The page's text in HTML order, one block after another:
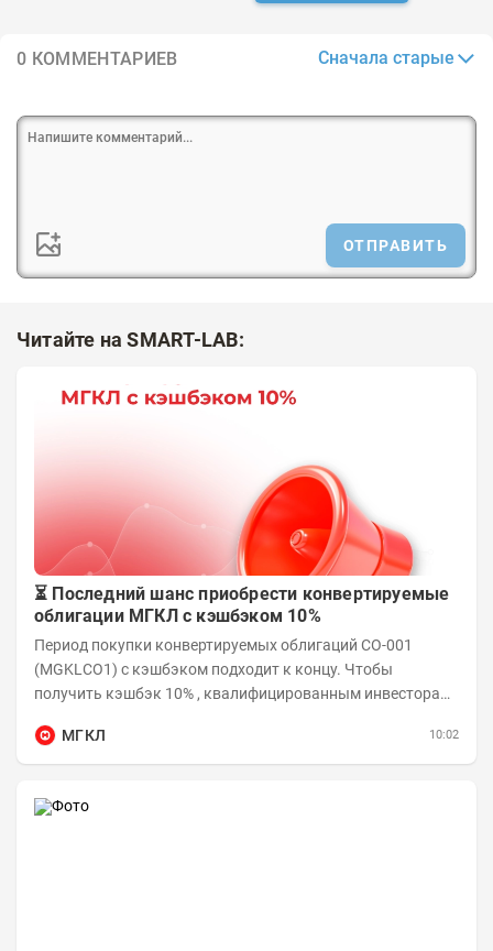
0 КОММЕНТАРИЕВ Сначала старые
ОТПРАВИТЬ
Читайте на SMART-LAB:
⏳ Последний шанс приобрести конвертируемые
облигации МГКЛ с кэшбэком 10%
Период покупки конвертируемых облигаций СО-001
(MGKLCO1) с кэшбэком подходит к концу. Чтобы
получить кэшбэк 10% , квалифицированным инвесторам
МГКЛ
10:02